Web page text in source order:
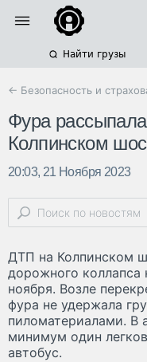
Найти грузы
← Безопасность и
Фура
Колпинском
20:03, 21 Ноября 2023
ДТП на Колпинском
дорожного коллапса
ноября. Возле
фура не удержала
пиломатериалами. В
минимум один
автобус.